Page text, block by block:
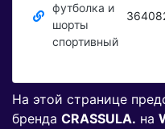
футболка и
шорты
спортивный
На этой странице
бренда CRASSULA. на